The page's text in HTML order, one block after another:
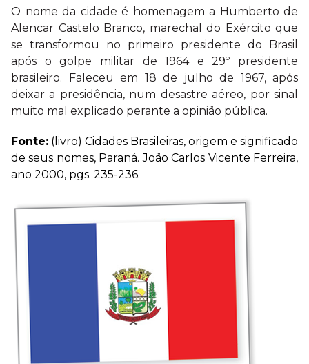
O nome da cidade é homenagem a Humberto de
Alencar Castelo Branco, marechal do Exército que
se transformou no primeiro presidente do Brasil
após o golpe militar de 1964 e 29º presidente
brasileiro. Faleceu em 18 de julho de 1967, após
deixar a presidência, num desastre aéreo, por sinal
muito mal explicado perante a opinião pública.
Fonte: (livro) Cidades Brasileiras, origem e significado
de seus nomes, Paraná. João Carlos Vicente Ferreira,
ano 2000, pgs. 235-236.